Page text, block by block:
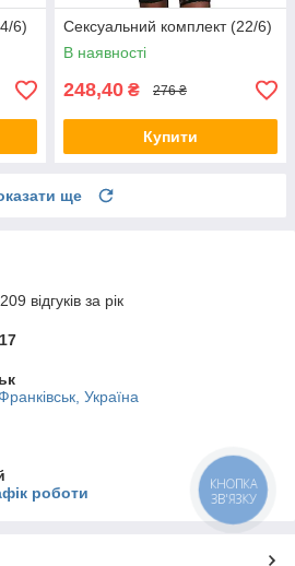
6)
Сексуальний комплект (22/6)
В наявності
248,40 ₴ 276 ₴
Купити
ще
відгуків за рік
Україна
роботи
КНОПКА
ЗВ'ЯЗКУ